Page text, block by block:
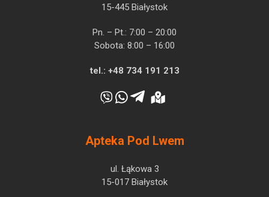
15-445 Białystok
Pn. – Pt.: 7:00 – 20:00
Sobota: 8:00 – 16:00
tel.: +48 734 191 213
Apteka Pod Lwem
ul. Łąkowa 3
15-017 Białystok